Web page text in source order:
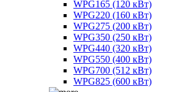
WPG165 (120 кВт)
WPG220 (160 кВт)
WPG275 (200 кВт)
WPG350 (250 кВт)
WPG440 (320 кВт)
WPG550 (400 кВт)
WPG700 (512 кВт)
WPG825 (600 кВт)